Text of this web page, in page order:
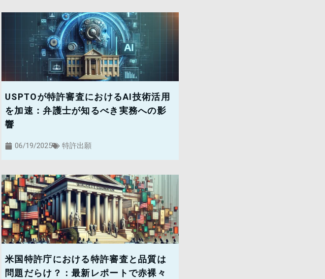
USPTOが特許審査におけるAI技術活用
を加速：弁護士が知るべき実務への影
響
06/19/2025 特許出願
米国特許庁における特許審査と品質は
問題だらけ？：最新レポートで赤裸々